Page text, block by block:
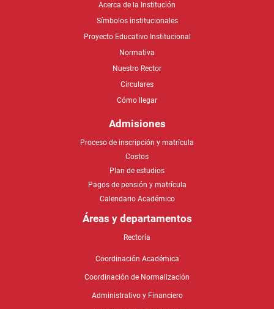
Acerca de la Institución
Símbolos institucionales
Proyecto Educativo Institucional
Normativa
Nuestro Rector
Circulares
Cómo llegar
Admisiones
Proceso de inscripción y matrícula
Costos
Plan de estudios
Pagos de pensión y matrícula
Calendario Académico
Áreas y departamentos
Rectoría
Coordinación Académica
Coordinación de Normalización
Administrativo y Financiero